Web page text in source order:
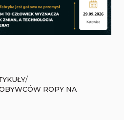
/
ROPY NA